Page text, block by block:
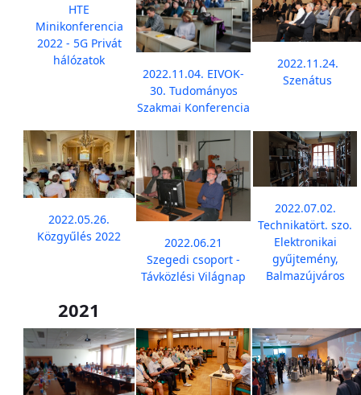
HTE
Minikonferencia
2022 - 5G Privát
hálózatok
2022.11.04. EIVOK-
30. Tudományos
Szakmai Konferencia
2022.11.24.
Szenátus
2022.05.26.
Közgyűlés 2022
2022.06.21
Szegedi csoport -
Távközlési Világnap
2022.07.02.
Technikatört. szo.
Elektronikai
gyűjtemény,
Balmazújváros
2021